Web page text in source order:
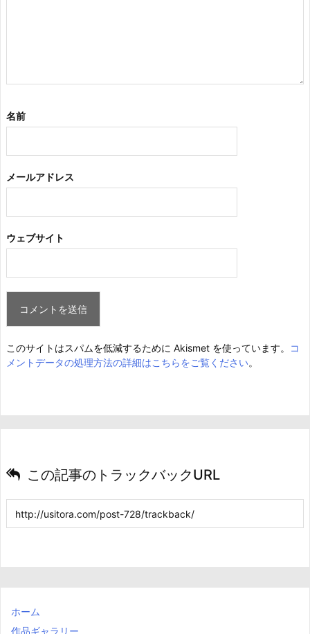
名前
メールアドレス
ウェブサイト
このサイトはスパムを低減するために Akismet を使っています。
コ
メントデータの処理方法の詳細はこちらをご覧ください。
この記事のトラックバックURL
ホーム
作品ギャラリー